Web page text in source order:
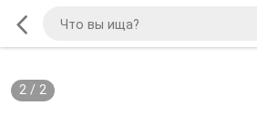
2/ 2